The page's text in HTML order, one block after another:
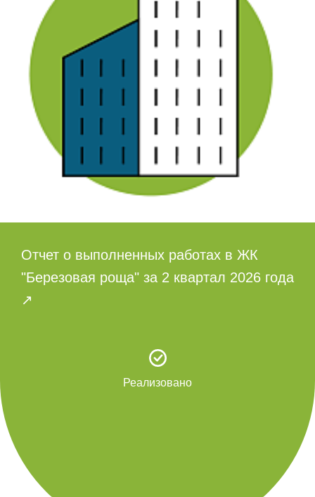
Отчет о выполненных работах в ЖК
"Березовая роща" за 2 квартал 2026 года
Реализовано